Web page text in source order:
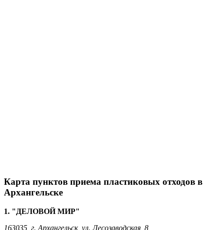
Карта пунктов приема пластиковых отходов в
Архангельске
1. "ДЕЛОВОЙ МИР"
163035, г. Архангельск, ул. Лесозаводская, 8